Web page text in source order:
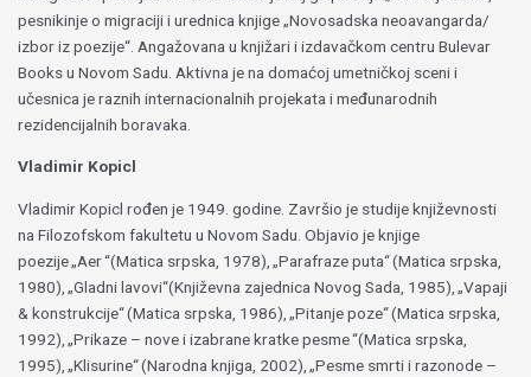
pesnikinje o migraciji i urednica knjige „Novosadska neoavangarda/
izbor iz poezije“. Angažovana u knjižari i izdavačkom centru Bulevar
Books u Novom Sadu. Aktivna je na domaćoj umetničkoj sceni i
učesnica je raznih internacionalnih projekata i međunarodnih
rezidencijalnih boravaka.
Vladimir Kopicl
Vladimir Kopicl rođen je 1949. godine. Završio je studije književnosti
na Filozofskom fakultetu u Novom Sadu. Objavio je knjige
poezije „Aer “(Matica srpska, 1978), „Parafraze puta“ (Matica srpska,
1980), „Gladni lavovi“(Književna zajednica Novog Sada, 1985), „Vapaji
& konstrukcije“ (Matica srpska, 1986), „Pitanje poze“ (Matica srpska,
1992), „Prikaze – nove i izabrane kratke pesme “(Matica srpska,
1995), „Klisurine“ (Narodna knjiga, 2002), „Pesme smrti i razonode –